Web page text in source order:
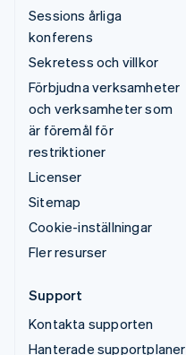
Sessions årliga
konferens
Sekretess och villkor
Förbjudna verksamheter
och verksamheter som
är föremål för
restriktioner
Licenser
Sitemap
Cookie-inställningar
Fler resurser
Support
Kontakta supporten
Hanterade supportplaner